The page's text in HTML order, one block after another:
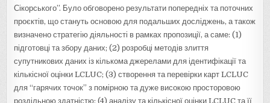
Сікорського”. Було обговорено результати попередніх та поточних
проєктів, що стануть основою для подальших досліджень, а також
визначено стратегію діяльності в рамках пропозиції, а саме: (1)
підготовці та збору даних; (2) розробці методів злиття
супутникових даних із кількома джерелами для ідентифікації та
кількісної оцінки LCLUC; (3) створення та перевірки карт LCLUC
для “гарячих точок” з помірною та дуже високою просторовою
роздільною здатністю; (4) аналізу та кількісної оцінки LCLUC та її